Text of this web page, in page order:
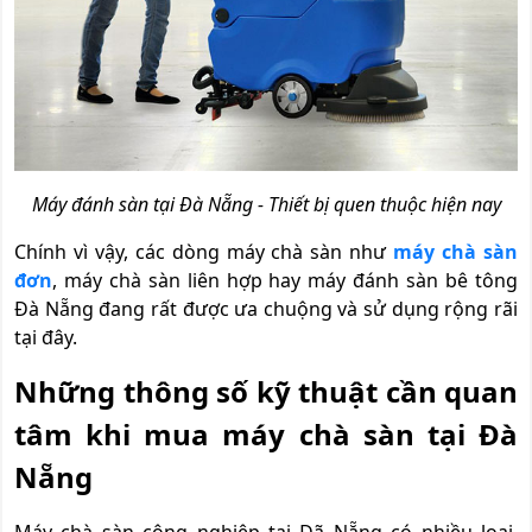
Máy đánh sàn tại Đà Nẵng - Thiết bị quen thuộc hiện nay
Chính vì vậy, các dòng máy chà sàn như máy chà sàn
đơn, máy chà sàn liên hợp hay máy đánh sàn bê tông
Đà Nẵng đang rất được ưa chuộng và sử dụng rộng rãi
tại đây.
Những thông số kỹ thuật cần quan
tâm khi mua máy chà sàn tại Đà
Nẵng